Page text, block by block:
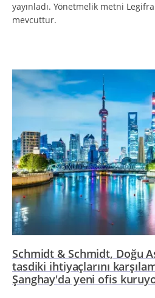
yayınladı. Yönetmelik metni
mevcuttur.
Schmidt & Schmidt, Doğu
tasdiki ihtiyaçlarını
Şanghay'da yeni ofis